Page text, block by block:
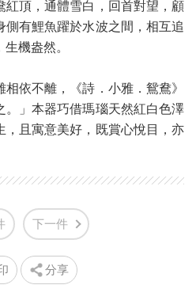
紅頂，通體雪白，回首對望，顧
側有鯉魚躍於水波之間，相互追
機盎然。
依不離，《詩．小雅．鴛鴦》
。」本器巧借瑪瑙天然紅白色澤
，且寓意美好，既賞心悅目，亦
下一件
分享